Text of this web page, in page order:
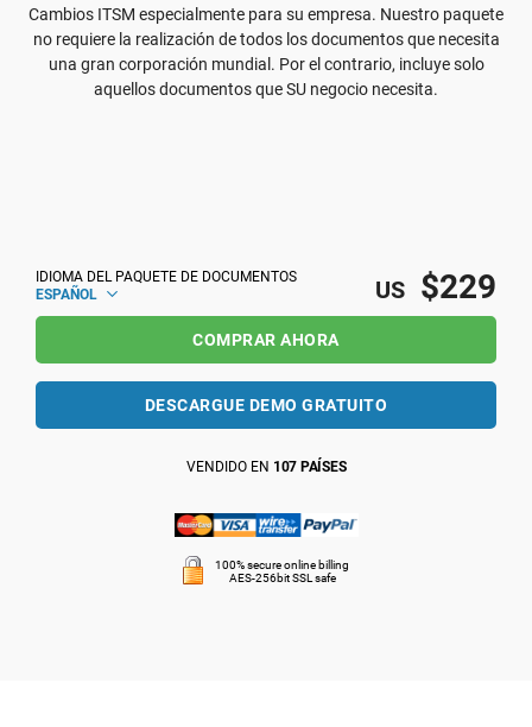
Cambios ITSM especialmente para su empresa. Nuestro paquete
no requiere la realización de todos los documentos que necesita
una gran corporación mundial. Por el contrario, incluye solo
aquellos documentos que SU negocio necesita.
IDIOMA DEL PAQUETE DE DOCUMENTOS
ESPAÑOL
US $229
COMPRAR AHORA
DESCARGUE DEMO GRATUITO
VENDIDO EN 107 PAÍSES
100% secure online billing
AES-256bit SSL safe